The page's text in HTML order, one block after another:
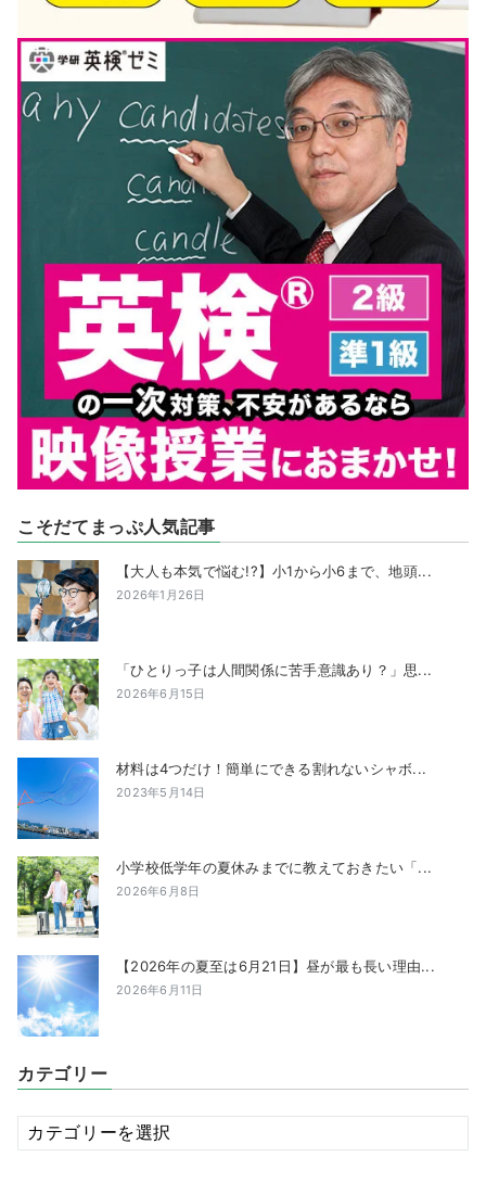
こそだてまっぷ人気記事
【大人も本気で悩む!?】小1から小6まで、地頭...
2026年1月26日
「ひとりっ子は人間関係に苦手意識あり？」思...
2026年6月15日
材料は4つだけ！簡単にできる割れないシャボ...
2023年5月14日
小学校低学年の夏休みまでに教えておきたい「...
2026年6月8日
【2026年の夏至は6月21日】昼が最も長い理由...
2026年6月11日
カテゴリー
カ
テ